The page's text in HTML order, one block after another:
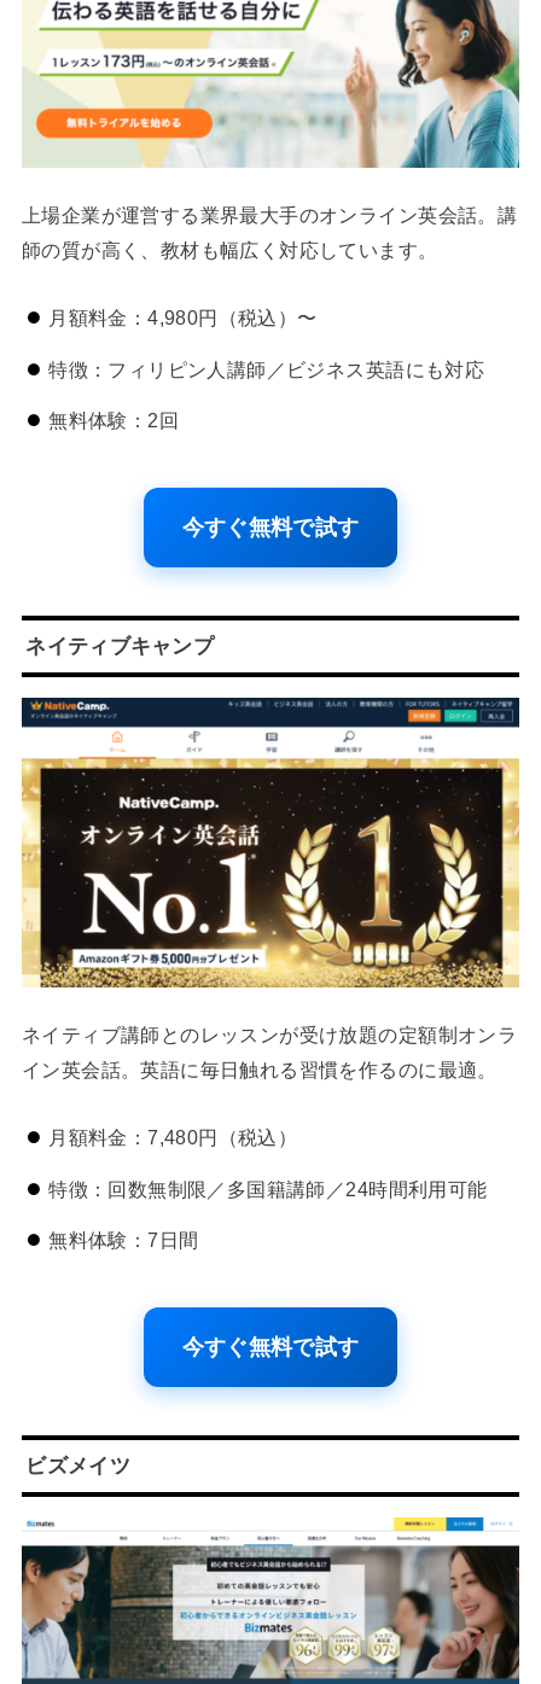
上場企業が運営する業界最大手のオンライン英会話。講
師の質が高く、教材も幅広く対応しています。
月額料金：4,980円（税込）〜
特徴：フィリピン人講師／ビジネス英語にも対応
無料体験：2回
今すぐ無料で試す
ネイティブキャンプ
ネイティブ講師とのレッスンが受け放題の定額制オンラ
イン英会話。英語に毎日触れる習慣を作るのに最適。
月額料金：7,480円（税込）
特徴：回数無制限／多国籍講師／24時間利用可能
無料体験：7日間
今すぐ無料で試す
ビズメイツ